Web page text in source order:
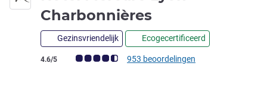
Charbonnières
Gezinsvriendelijk Ecogecertificeerd
Avis-klantbeoordeling (ALL beoordeling)
4.6/5 953 beoordelingen